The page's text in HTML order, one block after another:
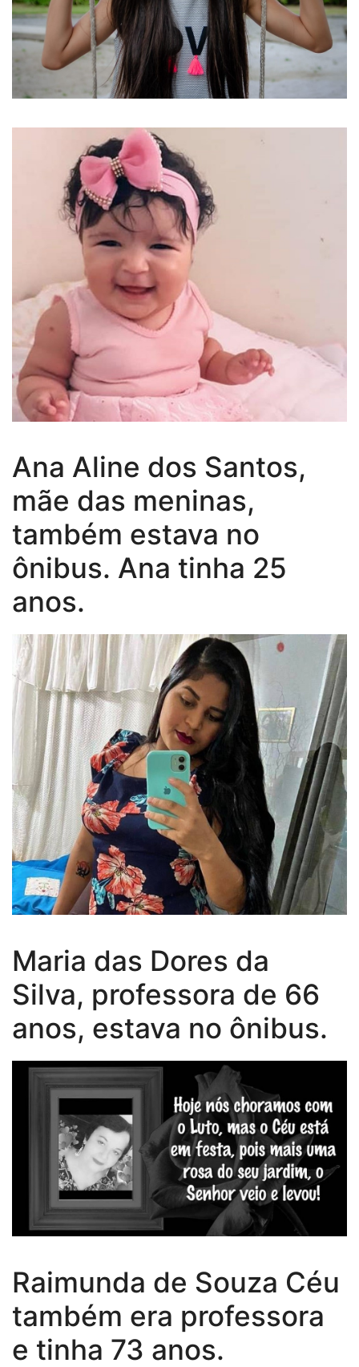
Ana Aline dos Santos,
mãe das meninas,
também estava no
ônibus. Ana tinha 25
anos.
Maria das Dores da
Silva, professora de 66
anos, estava no ônibus.
Raimunda de Souza Céu
também era professora
e tinha 73 anos.